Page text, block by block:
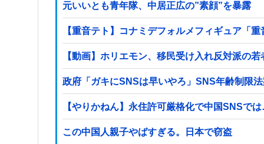
元いいとも青年隊、中居正広の”素顔”を暴露
【重音テト】コナミデフォルメフィギュア「
【動画】ホリエモン、移民受け入れ反対派の
政府「ガキにSNSは早いやろ」SNS年齢制限
【やりかねん】永住許可厳格化で中国SNSで
この中国人親子やばすぎる。日本で窃盗